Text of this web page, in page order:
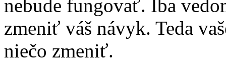
nebude fungovať. Iba
zmeniť váš návyk. Teda
niečo zmeniť.